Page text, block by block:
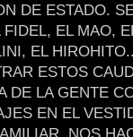
DE ESTADO.
FIDEL, EL MAO,
EL
ESTOS
DE LA GENTE
EN EL